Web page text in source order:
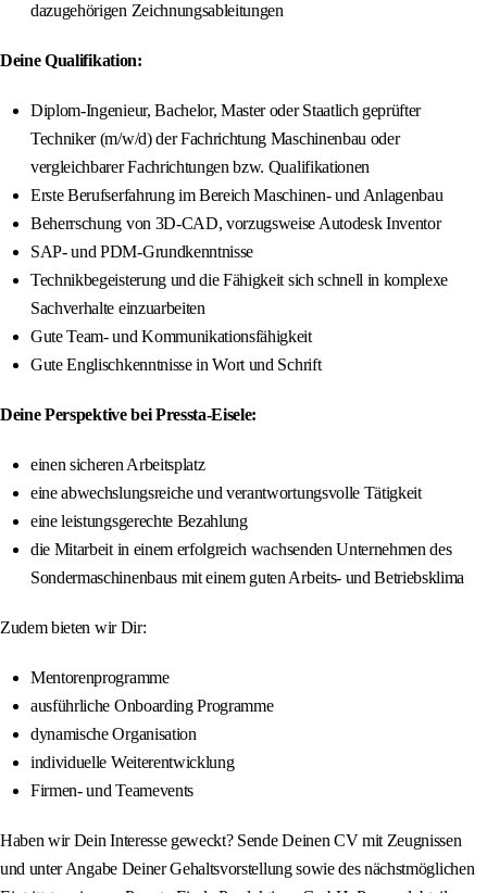
dazugehörigen Zeichnungsableitungen
Deine Qualifikation:
Diplom-Ingenieur, Bachelor, Master oder Staatlich geprüfter
Techniker (m/w/d) der Fachrichtung Maschinenbau oder
vergleichbarer Fachrichtungen bzw. Qualifikationen
Erste Berufserfahrung im Bereich Maschinen- und Anlagenbau
Beherrschung von 3D-CAD, vorzugsweise Autodesk Inventor
SAP- und PDM-Grundkenntnisse
Technikbegeisterung und die Fähigkeit sich schnell in komplexe
Sachverhalte einzuarbeiten
Gute Team- und Kommunikationsfähigkeit
Gute Englischkenntnisse in Wort und Schrift
Deine Perspektive bei Pressta-Eisele:
einen sicheren Arbeitsplatz
eine abwechslungsreiche und verantwortungsvolle Tätigkeit
eine leistungsgerechte Bezahlung
die Mitarbeit in einem erfolgreich wachsenden Unternehmen des
Sondermaschinenbaus mit einem guten Arbeits- und Betriebsklima
Zudem bieten wir Dir:
Mentorenprogramme
ausführliche Onboarding Programme
dynamische Organisation
individuelle Weiterentwicklung
Firmen- und Teamevents
Haben wir Dein Interesse geweckt? Sende Deinen CV mit Zeugnissen
und unter Angabe Deiner Gehaltsvorstellung sowie des nächstmöglichen